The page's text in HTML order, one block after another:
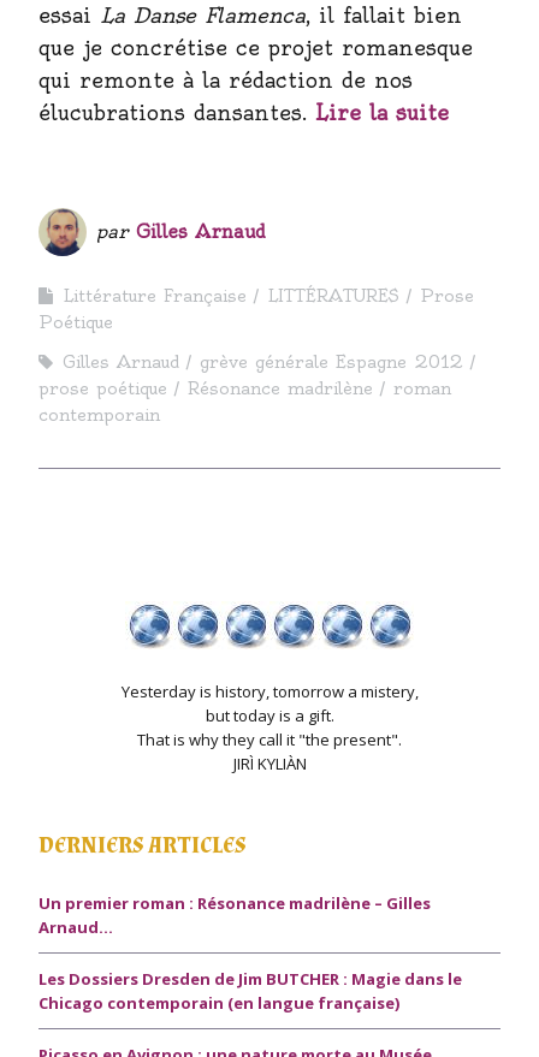
essai La Danse Flamenca, il fallait bien
que je concrétise ce projet romanesque
qui remonte à la rédaction de nos
élucubrations dansantes. Lire la suite
par Gilles Arnaud
Littérature Française LITTÉRATURES
Prose
Poétique
Gilles Arnaud
grève générale Espagne 2012
prose poétique
Résonance madrilène
roman
contemporain
Yesterday is history, tomorrow a mistery,
but today is a gift.
That is why they call it "the present".
JIRÌ KYLIÀN
DERNIERS ARTICLES
Un premier roman : Résonance madrilène – Gilles
Arnaud…
Les Dossiers Dresden de Jim BUTCHER : Magie dans le
Chicago contemporain (en langue française)